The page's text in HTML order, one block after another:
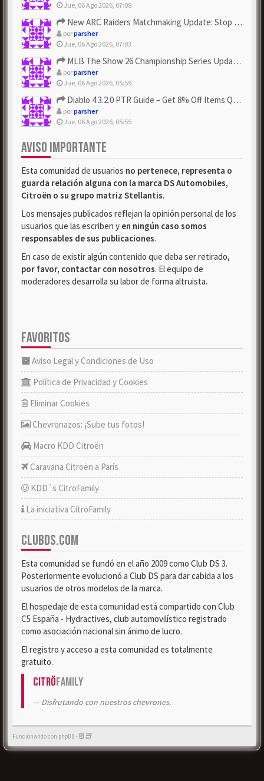
Jue, 06 Ago 2026, 07:08
New ARC Raiders Matchmaking Update: Stop Failed - Grab Bluep...
porparsher
Jue, 06 Ago 2026, 07:03
MLB The Show 26 Championship Series Update! Get Cheap & ...
porparsher
Jue, 06 Ago 2026, 05:59
Diablo 4 3.2.0 PTR Guide – Get 8% Off Items Quickly to Test ...
porparsher
Jue, 06 Ago 2026, 05:55
AVISO IMPORTANTE
Esta comunidad de usuarios no pertenece, representa o
guarda relación alguna con la marca DS Automobiles,
Citroën o su grupo matriz Stellantis.
Los mensajes publicados reflejan la opinión personal de los
usuarios que las escriben y en ningún caso somos
responsables de sus publicaciones.
En caso de existir algún contenido que deba ser retirado,
por favor, contactar con nosotros. El equipo de
moderadores desarrolla su labor de forma altruista.
FAVORITOS
Aviso Legal y Condiciones de Uso
Política de Privacidad y Cookies
Eliminar Cookies
Chevronazos: ¡Sube tus fotos!
Macro KDD Citroën
Caravana Citroën a París
KDD´s CitröFamily
La iniciativa CitröFamily
CLUBDS.COM
Esta comunidad se fundó en el año 2009 como Club DS 3.
Posteriormente evolucionó a Club DS para dar cabida a los
usuarios de otros modelos de la marca.
El hospedaje de esta comunidad está compartido con Club
C5 España - Hydractives, club automovilístico registrado
como asociación nacional sin ánimo de lucro.
El registro y acceso a esta comunidad es totalmente
gratuito.
CitröFamily
Disfrutando con nuestros chevrones.
Funcionando con phpBB -